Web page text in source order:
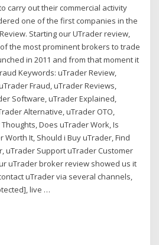
carry out their commercial activity
one of the first companies in the
Starting our UTrader review,
the most prominent brokers to trade
in 2011 and from that moment it
Keywords: uTrader Review,
Fraud, uTrader Reviews,
Software, uTrader Explained,
Alternative, uTrader OTO,
Does uTrader Work, Is
Worth It, Should i Buy uTrader, Find
uTrader Support uTrader Customer
uTrader broker review showed us it
uTrader via several channels,
live …